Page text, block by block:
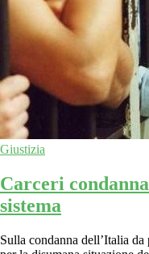
Giustizia
Carceri
sistema
Sulla condanna dell’Italia